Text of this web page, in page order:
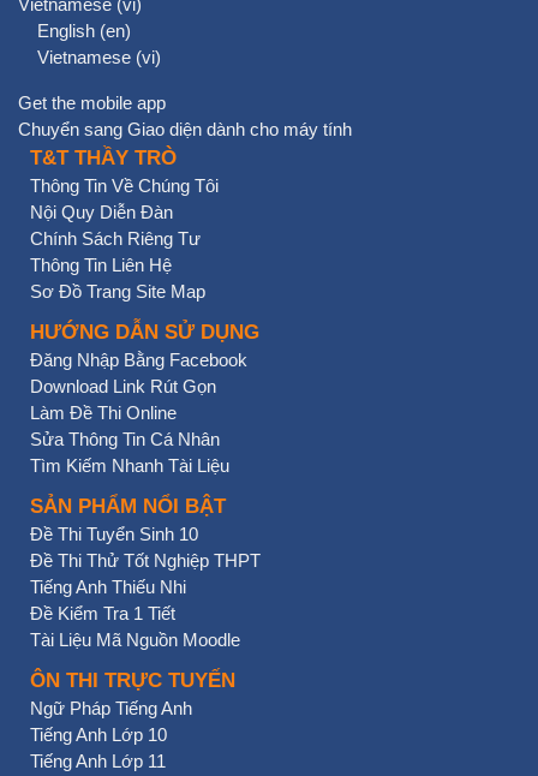
Vietnamese ‎(vi)‎
English ‎(en)‎
Vietnamese ‎(vi)‎
Get the mobile app
Chuyển sang Giao diện dành cho máy tính
T&T THẦY TRÒ
Thông Tin Về Chúng Tôi
Nội Quy Diễn Đàn
Chính Sách Riêng Tư
Thông Tin Liên Hệ
Sơ Đồ Trang Site Map
HƯỚNG DẪN SỬ DỤNG
Đăng Nhập Bằng Facebook
Download Link Rút Gọn
Làm Đề Thi Online
Sửa Thông Tin Cá Nhân
Tìm Kiếm Nhanh Tài Liệu
SẢN PHẨM NỔI BẬT
Đề Thi Tuyển Sinh 10
Đề Thi Thử Tốt Nghiệp THPT
Tiếng Anh Thiếu Nhi
Đề Kiểm Tra 1 Tiết
Tài Liệu Mã Nguồn Moodle
ÔN THI TRỰC TUYẾN
Ngữ Pháp Tiếng Anh
Tiếng Anh Lớp 10
Tiếng Anh Lớp 11